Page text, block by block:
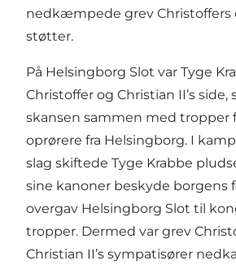
nedkæmpede grev Christoffers
støtter.
På Helsingborg Slot var Tyge
Christoffer og Christian II’s side,
skansen sammen med tropper
oprørere fra Helsingborg. I
slag skiftede Tyge Krabbe
sine kanoner beskyde borgens
overgav Helsingborg Slot til
tropper. Dermed var grev
Christian II’s sympatisører